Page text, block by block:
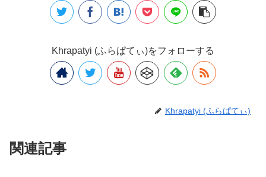
Khrapatyi (ふらぱてぃ)をフォローする
Khrapatyi (ふらぱてぃ)
関連記事